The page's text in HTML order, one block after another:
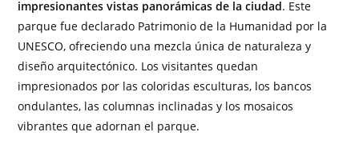
impresionantes vistas panorámicas de la ciudad. Este
parque fue declarado Patrimonio de la Humanidad por la
UNESCO, ofreciendo una mezcla única de naturaleza y
diseño arquitectónico. Los visitantes quedan
impresionados por las coloridas esculturas, los bancos
ondulantes, las columnas inclinadas y los mosaicos
vibrantes que adornan el parque.